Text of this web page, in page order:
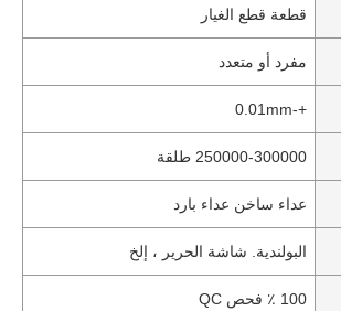
قطعة قطع الغيار
مفرد أو متعدد
+-0.01mm
250000-300000 طلقة
عداء ساخن عداء بارد
البولندية. شاشة الحرير ، إلخ
100 ٪ فحص QC